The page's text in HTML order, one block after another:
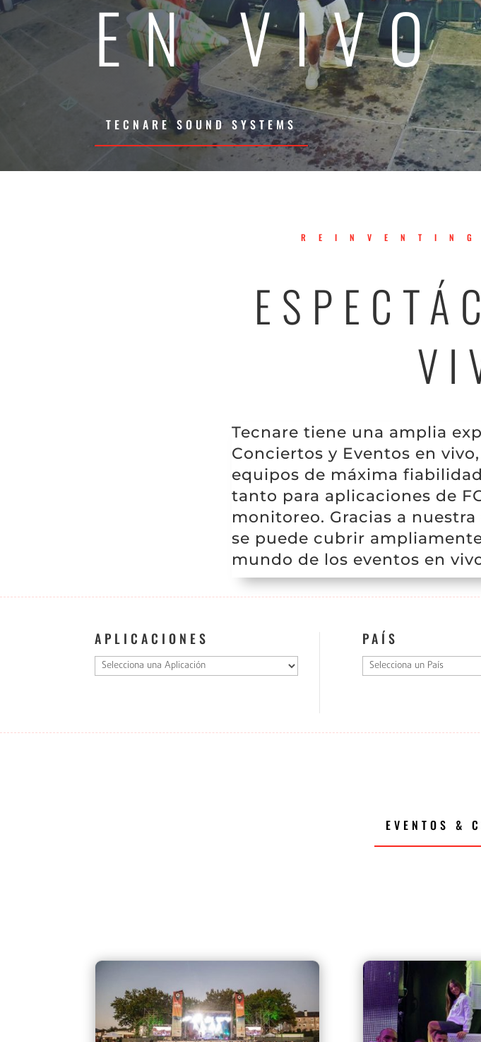
EN VIVO
TECNARE SOUND SYSTEMS
Tecnare tiene una amplia
Conciertos y Eventos en
equipos de máxima
tanto para aplicaciones de
monitoreo. Gracias a
se puede cubrir
mundo de los eventos en
APLICACIONES PAÍS
EVENTOS &